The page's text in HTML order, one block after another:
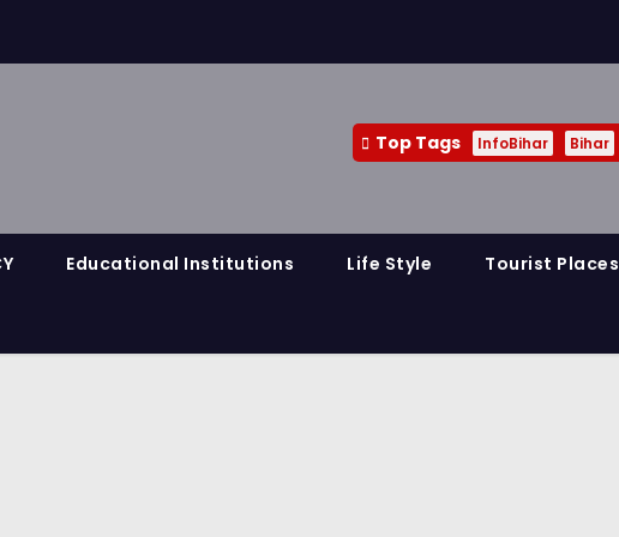
Top Tags InfoBihar Bihar
Educational Institutions Life Style Tourist Places